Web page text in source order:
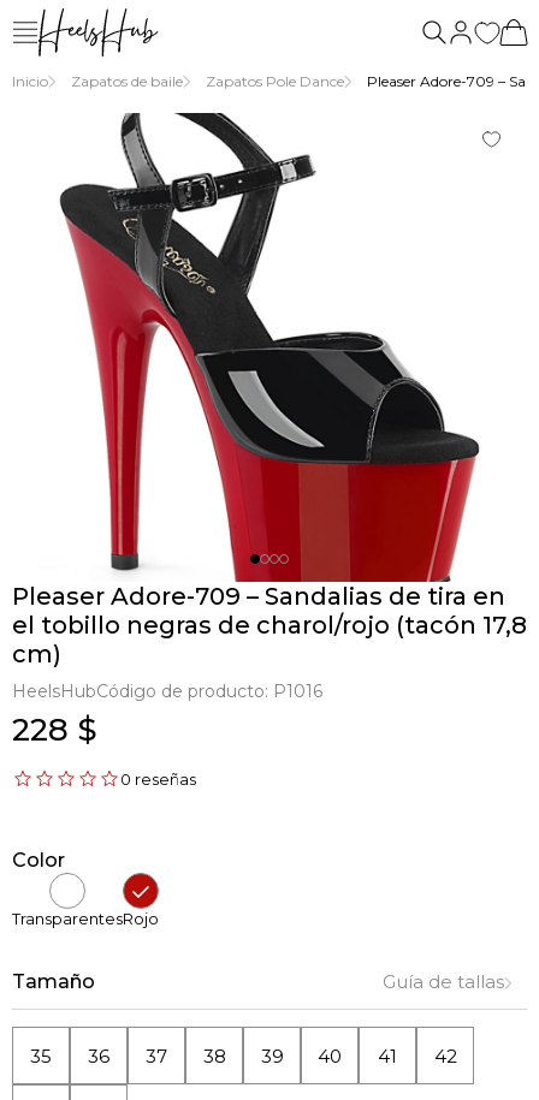
nosotros
Inicio Zapatos de baile Zapatos Pole Dance Pleaser Adore-709 –
Pleaser Adore-709 – Sandalias de tira en
el tobillo negras de charol/rojo (tacón 17,8
cm)
HeelsHubCódigo de producto: P1016
228 $
0 reseñas
Color
TransparentesRojo
Tamaño Guía de tallas
35 36 37 38 39 40 41 42